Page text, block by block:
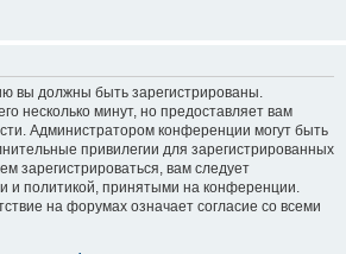
вы должны быть зарегистрированы.
несколько минут, но предоставляет вам
Администратором конференции могут быть
привилегии для зарегистрированных
зарегистрироваться, вам следует
и политикой, принятыми на конференции.
на форумах означает согласие со всеми